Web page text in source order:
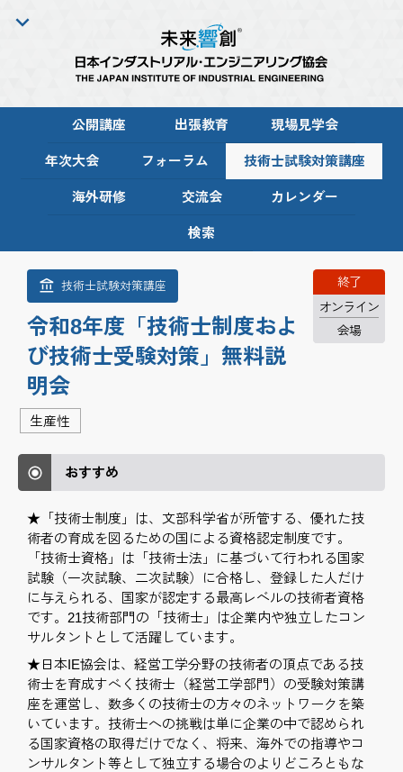
公開講座 出張教育 現場見学会
年次大会 フォーラム 技術士試験対策講座
海外研修 交流会 カレンダー
検索
終了
オンライン
会場
技術士試験対策講座
令和8年度「技術士制度およ
び技術士受験対策」無料説
明会
生産性
おすすめ
★「技術士制度」は、文部科学省が所管する、優れた技
術者の育成を図るための国による資格認定制度です。
「技術士資格」は「技術士法」に基づいて行われる国家
試験（一次試験、二次試験）に合格し、登録した人だけ
に与えられる、国家が認定する最高レベルの技術者資格
です。21技術部門の「技術士」は企業内や独立したコン
サルタントとして活躍しています。
★日本IE協会は、経営工学分野の技術者の頂点である技
術士を育成すべく技術士（経営工学部門）の受験対策講
座を運営し、数多くの技術士の方々のネットワークを築
いています。技術士への挑戦は単に企業の中で認められ
る国家資格の取得だけでなく、将来、海外での指導やコ
ンサルタント等として独立する場合のよりどころともな